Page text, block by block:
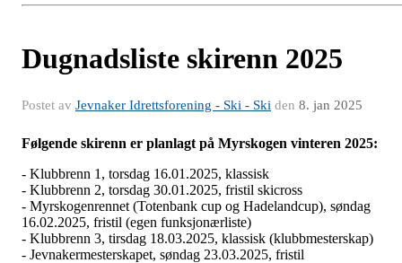
Dugnadsliste skirenn 2025
Postet av Jevnaker Idrettsforening - Ski - Ski den 8. jan 2025
Følgende skirenn er planlagt på Myrskogen vinteren 2025:
- Klubbrenn 1, torsdag 16.01.2025, klassisk
- Klubbrenn 2, torsdag 30.01.2025, fristil skicross
- Myrskogenrennet (Totenbank cup og Hadelandcup), søndag
16.02.2025, fristil (egen funksjonærliste)
- Klubbrenn 3, tirsdag 18.03.2025, klassisk (klubbmesterskap)
- Jevnakermesterskapet, søndag 23.03.2025, fristil